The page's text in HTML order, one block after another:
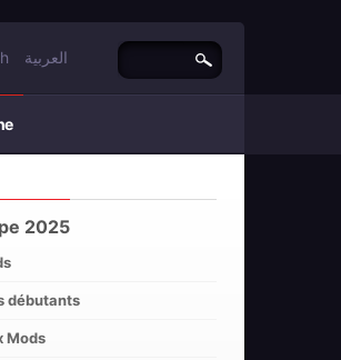
العربية
2025
débutants
Mods